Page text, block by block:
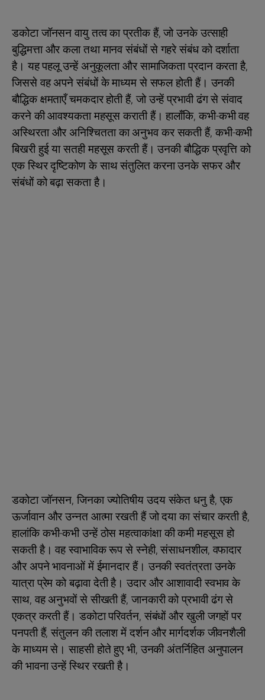
डकोटा जॉनसन वायु तत्व का प्रतीक हैं, जो उनके उत्साही
बुद्धिमत्ता और कला तथा मानव संबंधों से गहरे संबंध को दर्शाता
है। यह पहलू उन्हें अनुकूलता और सामाजिकता प्रदान करता है,
जिससे वह अपने संबंधों के माध्यम से सफल होती हैं। उनकी
बौद्धिक क्षमताएँ चमकदार होती हैं, जो उन्हें प्रभावी ढंग से संवाद
करने की आवश्यकता महसूस कराती हैं। हालाँकि, कभी-कभी वह
अस्थिरता और अनिश्चितता का अनुभव कर सकती हैं, कभी-कभी
बिखरी हुई या सतही महसूस करती हैं। उनकी बौद्धिक प्रवृत्ति को
एक स्थिर दृष्टिकोण के साथ संतुलित करना उनके सफर और
संबंधों को बढ़ा सकता है।
डकोटा जॉनसन, जिनका ज्योतिषीय उदय संकेत धनु है, एक
ऊर्जावान और उन्नत आत्मा रखती हैं जो दया का संचार करती है,
हालांकि कभी-कभी उन्हें ठोस महत्वाकांक्षा की कमी महसूस हो
सकती है। वह स्वाभाविक रूप से स्नेही, संसाधनशील, वफादार
और अपने भावनाओं में ईमानदार हैं। उनकी स्वतंत्रता उनके
यात्रा प्रेम को बढ़ावा देती है। उदार और आशावादी स्वभाव के
साथ, वह अनुभवों से सीखती हैं, जानकारी को प्रभावी ढंग से
एकत्र करती हैं। डकोटा परिवर्तन, संबंधों और खुली जगहों पर
पनपती हैं, संतुलन की तलाश में दर्शन और मार्गदर्शक जीवनशैली
के माध्यम से। साहसी होते हुए भी, उनकी अंतर्निहित अनुपालन
की भावना उन्हें स्थिर रखती है।